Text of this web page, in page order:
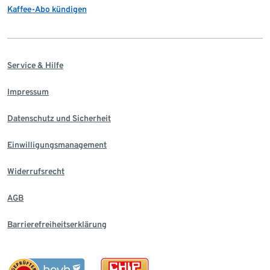
Kaffee-Abo kündigen
Service & Hilfe
Impressum
Datenschutz und Sicherheit
Einwilligungsmanagement
Widerrufsrecht
AGB
Barrierefreiheitserklärung